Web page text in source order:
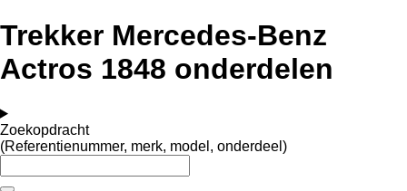
Trekker Mercedes-Benz
Actros 1848 onderdelen
Zoekopdracht
(Referentienummer, merk, model, onderdeel)